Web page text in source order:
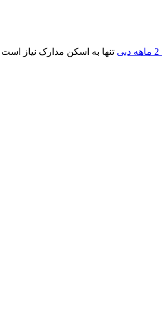
تنها به اسکن مدارک نیاز